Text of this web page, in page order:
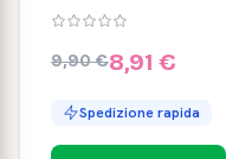
9,90 €8,91 €
Spedizione rapida